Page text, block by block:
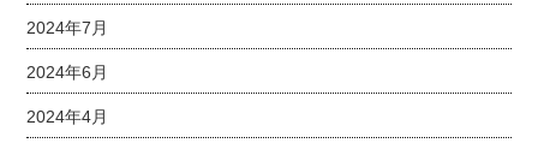
2024年7月
2024年6月
2024年4月